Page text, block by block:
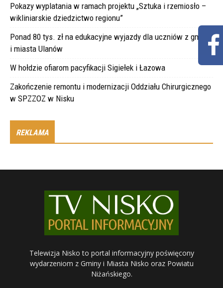
Pokazy wyplatania w ramach projektu „Sztuka i rzemiosło –
wikliniarskie dziedzictwo regionu”
Ponad 80 tys. zł na edukacyjne wyjazdy dla uczniów z gminy
i miasta Ulanów
W hołdzie ofiarom pacyfikacji Sigiełek i Łazowa
Zakończenie remontu i modernizacji Oddziału Chirurgicznego
w SPZZOZ w Nisku
REKLAMA
Telewizja Nisko to portal informacyjny poświęcony
wydarzeniom z Gminy i Miasta Nisko oraz Powiatu
Niżańskiego.